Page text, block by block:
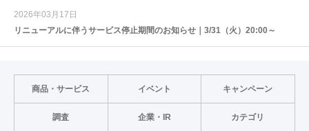
2026年03月17日
リニューアルに伴うサービス停止期間のお知らせ｜3/31（火）20:00～
商品・サービス イベント キャンペーン
調査 企業・IR カテゴリ